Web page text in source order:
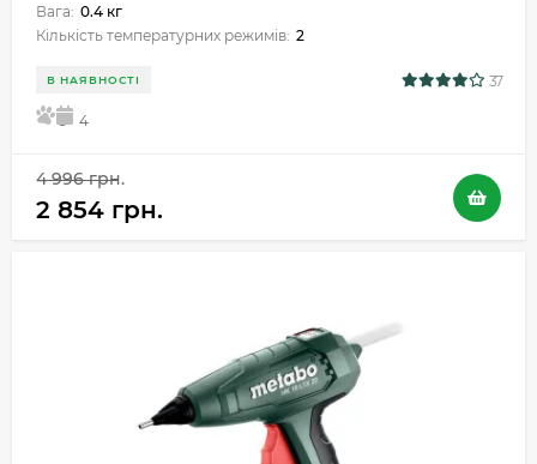
Вага: 0.4 кг
Кількість температурних режимів: 2
В НАЯВНОСТІ 37
5 4
4 996 грн.
2 854 грн.